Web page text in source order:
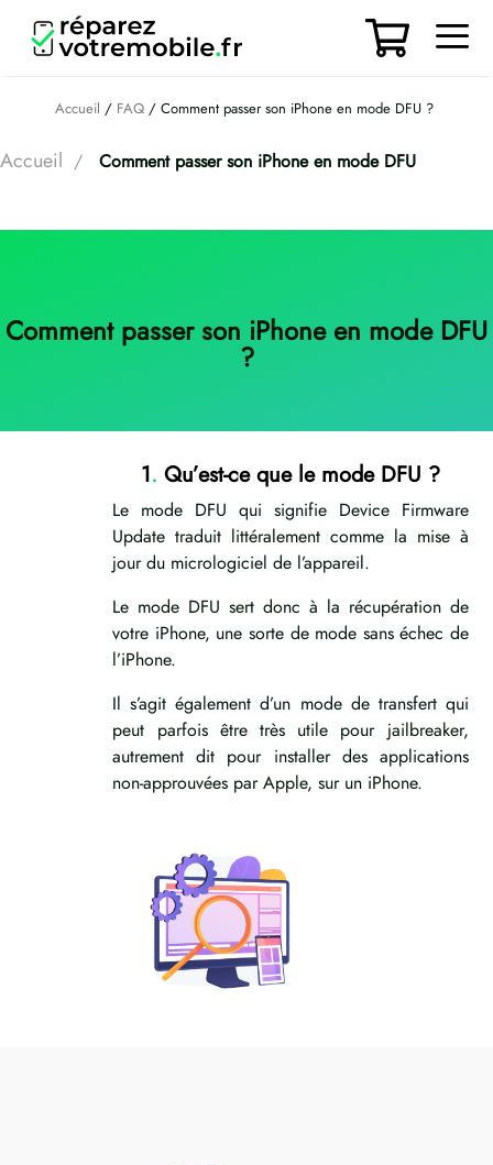
contenu
Accueil / FAQ / Comment passer son iPhone en mode DFU ?
Accueil / Comment passer son iPhone en mode DFU
Comment passer son iPhone en mode DFU
?
1. Qu’est-ce que le mode DFU ?
Le mode DFU qui signifie Device Firmware
Update traduit littéralement comme la mise à
jour du micrologiciel de l’appareil.
Le mode DFU sert donc à la récupération de
votre iPhone, une sorte de mode sans échec de
l’iPhone.
Il s’agit également d’un mode de transfert qui
peut parfois être très utile pour jailbreaker,
autrement dit pour installer des applications
non-approuvées par Apple, sur un iPhone.